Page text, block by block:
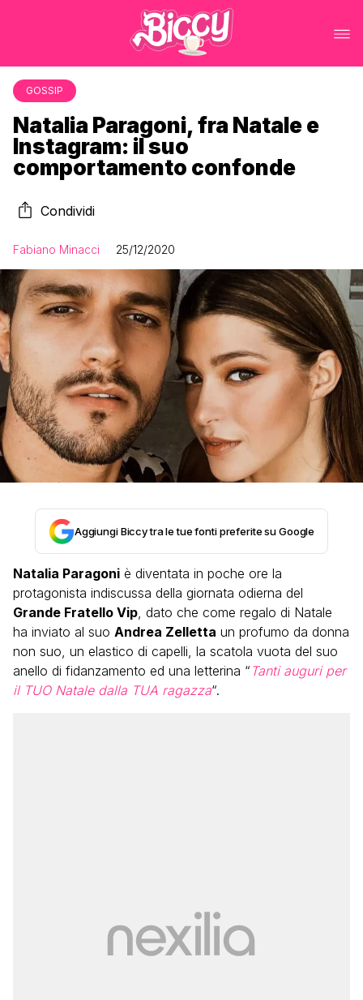
GOSSIP
Natalia Paragoni, fra Natale e
Instagram: il suo
comportamento confonde
Condividi
Fabiano Minacci 25/12/2020
Aggiungi Biccy tra le tue fonti preferite su Google
Natalia Paragoni è diventata in poche ore la
protagonista indiscussa della giornata odierna del
Grande Fratello Vip, dato che come regalo di Natale
ha inviato al suo Andrea Zelletta un profumo da donna
non suo, un elastico di capelli, la scatola vuota del suo
anello di fidanzamento ed una letterina “ Tanti auguri per
il TUO Natale dalla TUA ragazza“.